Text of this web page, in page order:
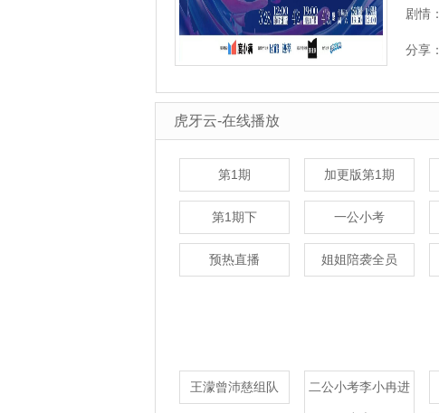
剧情：
分享：
虎牙云-在线播放
第1期 加更版第1期
第1期下 一公小考
预热直播 姐姐陪袭全员
王濛曾沛慈组队 二公小考李小冉进